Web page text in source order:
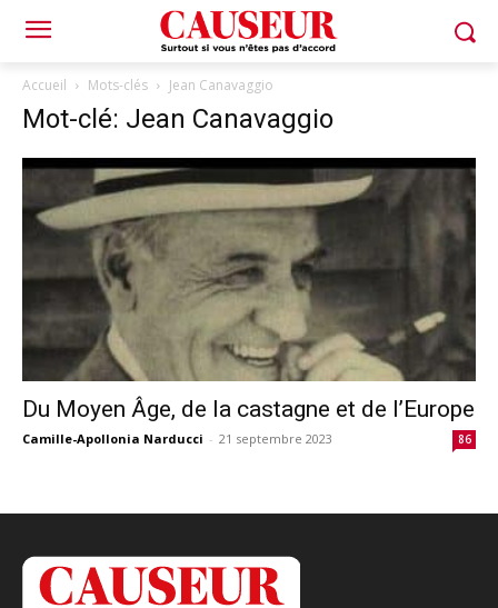
Accueil Mots-clés Jean Canavaggio
Mot-clé: Jean Canavaggio
Du Moyen Âge, de la castagne et de l’Europe
Camille-Apollonia Narducci - 21 septembre 2023 86